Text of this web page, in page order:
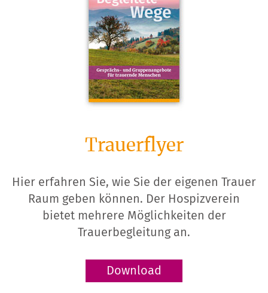
Trauerflyer
Hier erfahren Sie, wie Sie der eigenen Trauer
Raum geben können. Der Hospizverein
bietet mehrere Möglichkeiten der
Trauerbegleitung an.
Download